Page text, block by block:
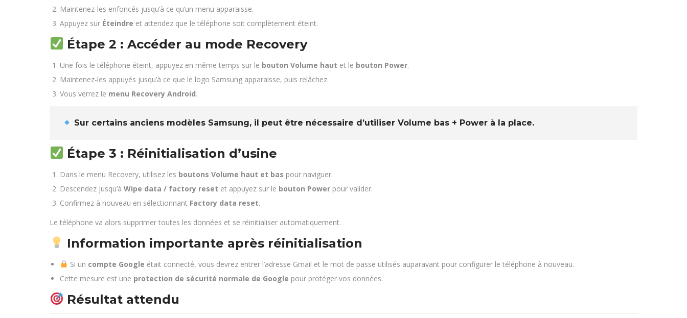
Maintenez-les enfoncés jusqu’à ce qu’un menu apparaisse.
Appuyez sur Éteindre et attendez que le téléphone soit complètement éteint.
Étape 2 : Accéder au mode Recovery
Une fois le téléphone éteint, appuyez en même temps sur le bouton Volume haut et le bouton Power.
Maintenez-les appuyés jusqu’à ce que le logo Samsung apparaisse, puis relâchez.
Vous verrez le menu Recovery Android.
Sur certains anciens modèles Samsung, il peut être nécessaire d’utiliserVolume bas + Power à la place.
Étape 3 : Réinitialisation d’usine
Dans le menu Recovery, utilisez les boutons Volume haut et bas pour naviguer.
Descendez jusqu’à Wipe data / factory reset et appuyez sur le bouton Power pour valider.
Confirmez à nouveau en sélectionnant Factory data reset.
Le téléphone va alors supprimer toutes les données et se réinitialiser automatiquement.
Information importante après réinitialisation
Si un compte Google était connecté, vous devrez entrer l’adresse Gmail et le mot de passe utilisés auparavant pour configurer le téléphone à nouveau.
Cette mesure est une protection de sécurité normale de Google pour protéger vos données.
Résultat attendu